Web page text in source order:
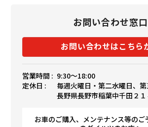
お問い合わせ窓口
お問い合わせはこちら
営業時間 : 9:30〜18:00
定休日 :
毎週火曜日・第二水曜日、
長野県長野市稲葉中千田２１
お車のご購入、メンテナンス等のご